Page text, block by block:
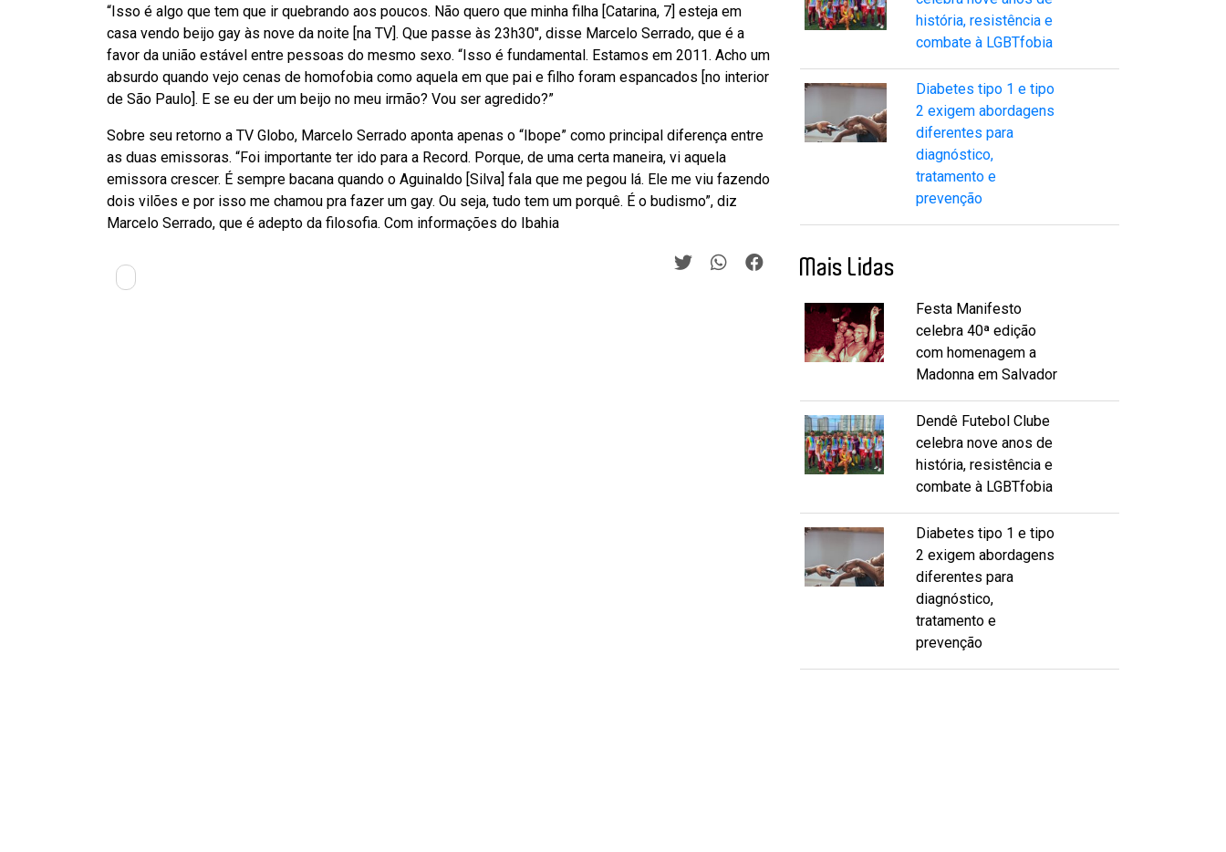
“Isso é algo que tem que ir quebrando aos poucos. Não quero que minha filha [Catarina, 7] esteja em
casa vendo beijo gay às nove da noite [na TV]. Que passe às 23h30″, disse Marcelo Serrado, que é a
favor da união estável entre pessoas do mesmo sexo. “Isso é fundamental. Estamos em 2011. Acho um
absurdo quando vejo cenas de homofobia como aquela em que pai e filho foram espancados [no interior
de São Paulo]. E se eu der um beijo no meu irmão? Vou ser agredido?”
Sobre seu retorno a TV Globo, Marcelo Serrado aponta apenas o “Ibope” como principal diferença entre
as duas emissoras. “Foi importante ter ido para a Record. Porque, de uma certa maneira, vi aquela
emissora crescer. É sempre bacana quando o Aguinaldo [Silva] fala que me pegou lá. Ele me viu fazendo
dois vilões e por isso me chamou pra fazer um gay. Ou seja, tudo tem um porquê. É o budismo”, diz
Marcelo Serrado, que é adepto da filosofia. Com informações do Ibahia
história, resistência e
combate à LGBTfobia
Diabetes tipo 1 e tipo
2 exigem abordagens
diferentes para
diagnóstico,
tratamento e
prevenção
Mais Lidas
Festa Manifesto
celebra 40ª edição
com homenagem a
Madonna em Salvador
Dendê Futebol Clube
celebra nove anos de
história, resistência e
combate à LGBTfobia
Diabetes tipo 1 e tipo
2 exigem abordagens
diferentes para
diagnóstico,
tratamento e
prevenção